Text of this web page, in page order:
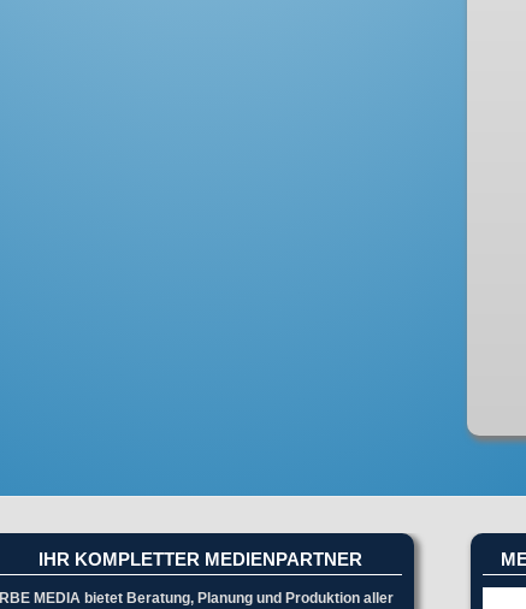
IHR KOMPLETTER MEDIENPARTNER
RBE MEDIA bietet Beratung, Planung und Produktion aller